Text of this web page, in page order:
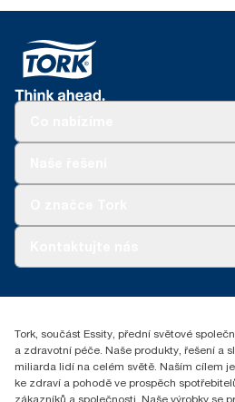
reception.prague@essity.com
Praha 8, Karlin, Sokolovská
186 00 Česká republika
Tork, součást Essity, přední světové
a zdravotní péče. Naše produkty, řešení a
miliarda lidí na celém světě. Naším cílem
ke zdraví a pohodě ve prospěch
zákazníků a společnosti. Naše výrobky se